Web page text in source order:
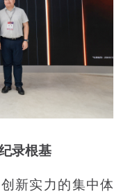
录根基
新实力的集中体